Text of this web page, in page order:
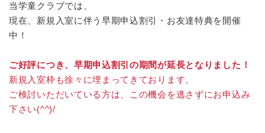
当学童クラブでは、
現在、新規入室に伴う早期申込割引・お友達特典を開催
中！
ご好評につき、早期申込割引の期間が延長となりました！
新規入室枠も徐々に埋まってきております。
ご検討いただいている方は、この機会を逃さずにお申込み
下さい(^^)/